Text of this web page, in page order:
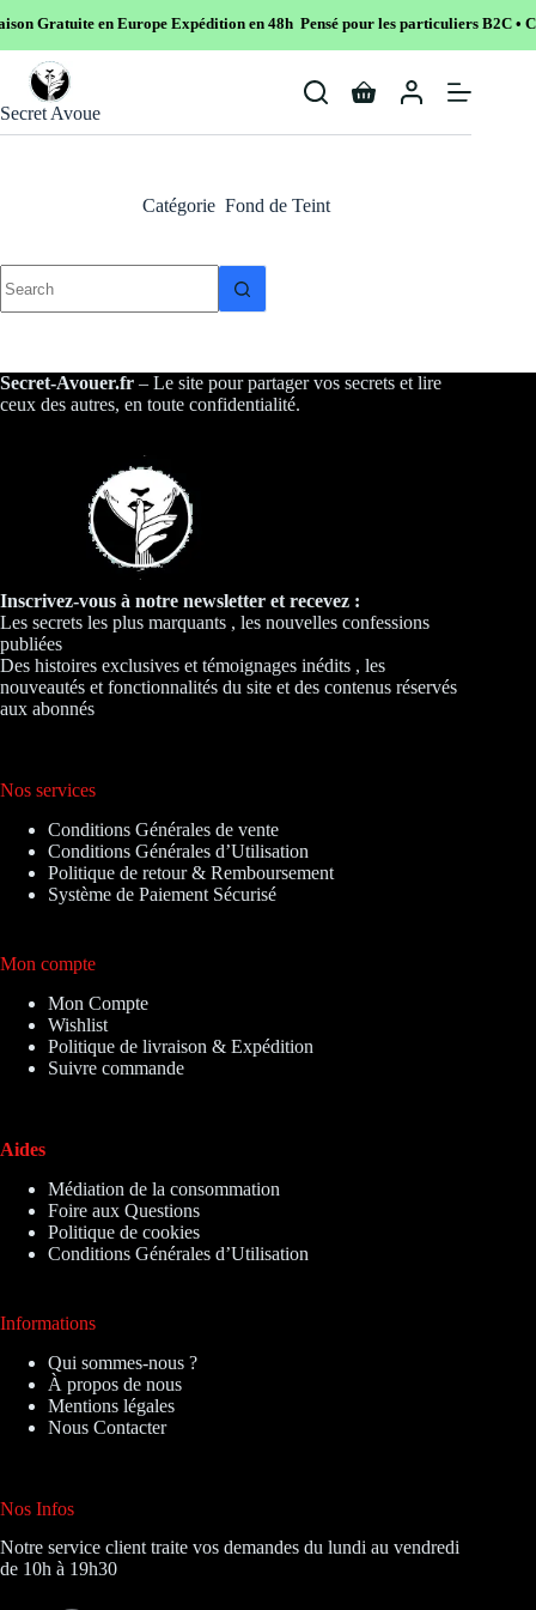
Gratuite en EuropeExpédition en 48h Pensé pour les particuliers B2C •
content
Secret Avoue
Shopping
Catégorie Fond de Teint
results
Secret-Avouer.fr – Le site pour partager vos secrets et lire
ceux des autres, en toute confidentialité.
Inscrivez-vous à notre newsletter et recevez :
Les secrets les plus marquants , les nouvelles confessions
publiées
Des histoires exclusives et témoignages inédits , les
nouveautés et fonctionnalités du site et des contenus réservés
aux abonnés
Nos services
Conditions Générales de vente
Conditions Générales d’Utilisation
Politique de retour & Remboursement
Système de Paiement Sécurisé
Mon compte
Mon Compte
Wishlist
Politique de livraison & Expédition
Suivre commande
Aides
Médiation de la consommation
Foire aux Questions
Politique de cookies
Conditions Générales d’Utilisation
Informations
Qui sommes-nous ?
À propos de nous
Mentions légales
Nous Contacter
Nos Infos
Notre service client traite vos demandes du lundi au vendredi
de 10h à 19h30